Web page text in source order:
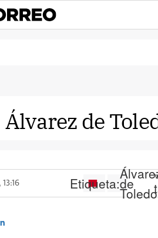
Álvarez de
13:16 Etiqueta:de
Toledo
"